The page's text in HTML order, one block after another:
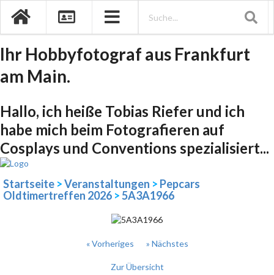
Ihr Hobbyfotograf aus Frankfurt
am Main.
Hallo, ich heiße Tobias Riefer und ich
habe mich beim Fotografieren auf
Cosplays und Conventions spezialisiert...
Startseite >Veranstaltungen > Pepcars
Oldtimertreffen 2026 >5A3A1966
« Vorheriges » Nächstes
Zur Übersicht